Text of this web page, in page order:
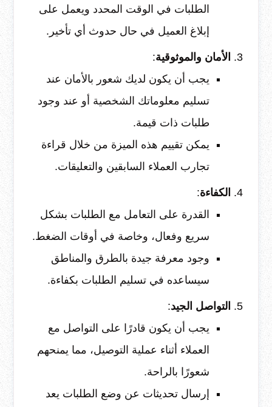
الطلبات في الوقت المحدد ويعمل على
إبلاغ العميل في حال حدوث أي تأخير.
الأمان والموثوقية:
يجب أن يكون لديك شعور بالأمان عند
تسليم معلوماتك الشخصية أو عند وجود
طلبات ذات قيمة.
يمكن تقييم هذه الميزة من خلال قراءة
تجارب العملاء السابقين والتعليقات.
الكفاءة:
القدرة على التعامل مع الطلبات بشكل
سريع وفعال، وخاصة في أوقات الضغط.
وجود معرفة جيدة بالطرق والمناطق
سيساعده في تسليم الطلبات بكفاءة.
التواصل الجيد:
يجب أن يكون قادرًا على التواصل مع
العملاء أثناء عملية التوصيل، مما يمنحهم
شعورًا بالراحة.
إرسال تحديثات عن وضع الطلبات يعد